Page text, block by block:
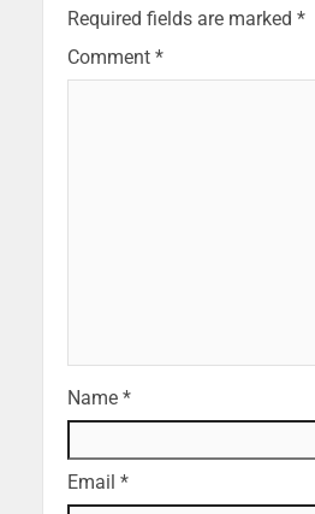
Required fields are marked *
Comment *
Name *
Email *